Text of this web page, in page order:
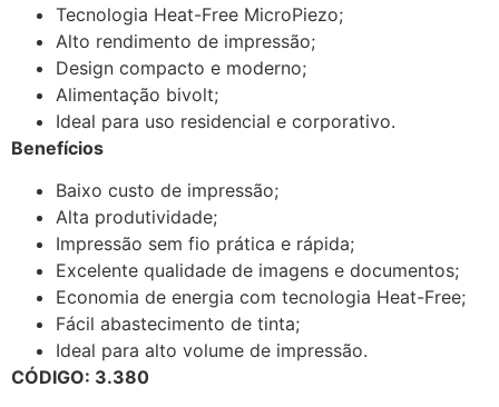
Tecnologia Heat-Free MicroPiezo;
Alto rendimento de impressão;
Design compacto e moderno;
Alimentação bivolt;
Ideal para uso residencial e corporativo.
Benefícios
Baixo custo de impressão;
Alta produtividade;
Impressão sem fio prática e rápida;
Excelente qualidade de imagens e documentos;
Economia de energia com tecnologia Heat-Free;
Fácil abastecimento de tinta;
Ideal para alto volume de impressão.
CÓDIGO: 3.380